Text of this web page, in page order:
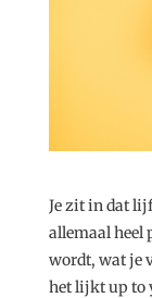
Je zit in dat
allemaal heel
wordt, wat je
het lijkt up to